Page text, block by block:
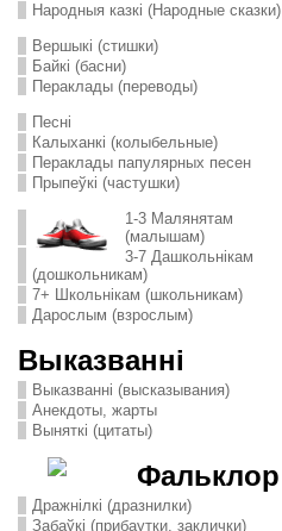
Народныя казкі (Народные сказки)
Вершыкі (стишки)
Байкі (басни)
Пераклады (переводы)
Песні
Калыханкі (колыбельные)
Пераклады папулярных песен
Прыпеўкі (частушки)
1-3 Малянятам
(малышам)
3-7 Дашкольнікам
(дошкольникам)
7+ Школьнікам (школьникам)
Дарослым (взрослым)
Выказванні
Выказванні (высказывания)
Анекдоты, жарты
Выняткі (цитаты)
Фальклор
Дражнілкі (дразнилки)
Забаўкі (прибаутки, заклички)